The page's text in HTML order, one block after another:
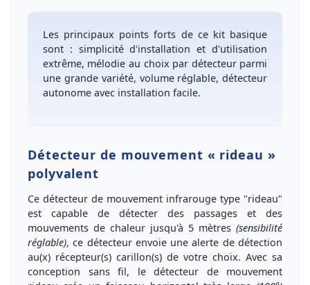
Les principaux points forts de ce kit basique
sont : simplicité d'installation et d'utilisation
extrême, mélodie au choix par détecteur parmi
une grande variété, volume réglable,détecteur
autonome avec installation facile.
Détecteur de mouvement « rideau »
polyvalent
Ce détecteur de mouvement infrarouge type "rideau"
est capable de détecter des passages et des
mouvements de chaleur jusqu'à 5 mètres (sensibilité
réglable), ce détecteur envoie une alerte de détection
au(x) récepteur(s) carillon(s) de votre choix. Avec sa
conception sans fil, le détecteur de mouvement